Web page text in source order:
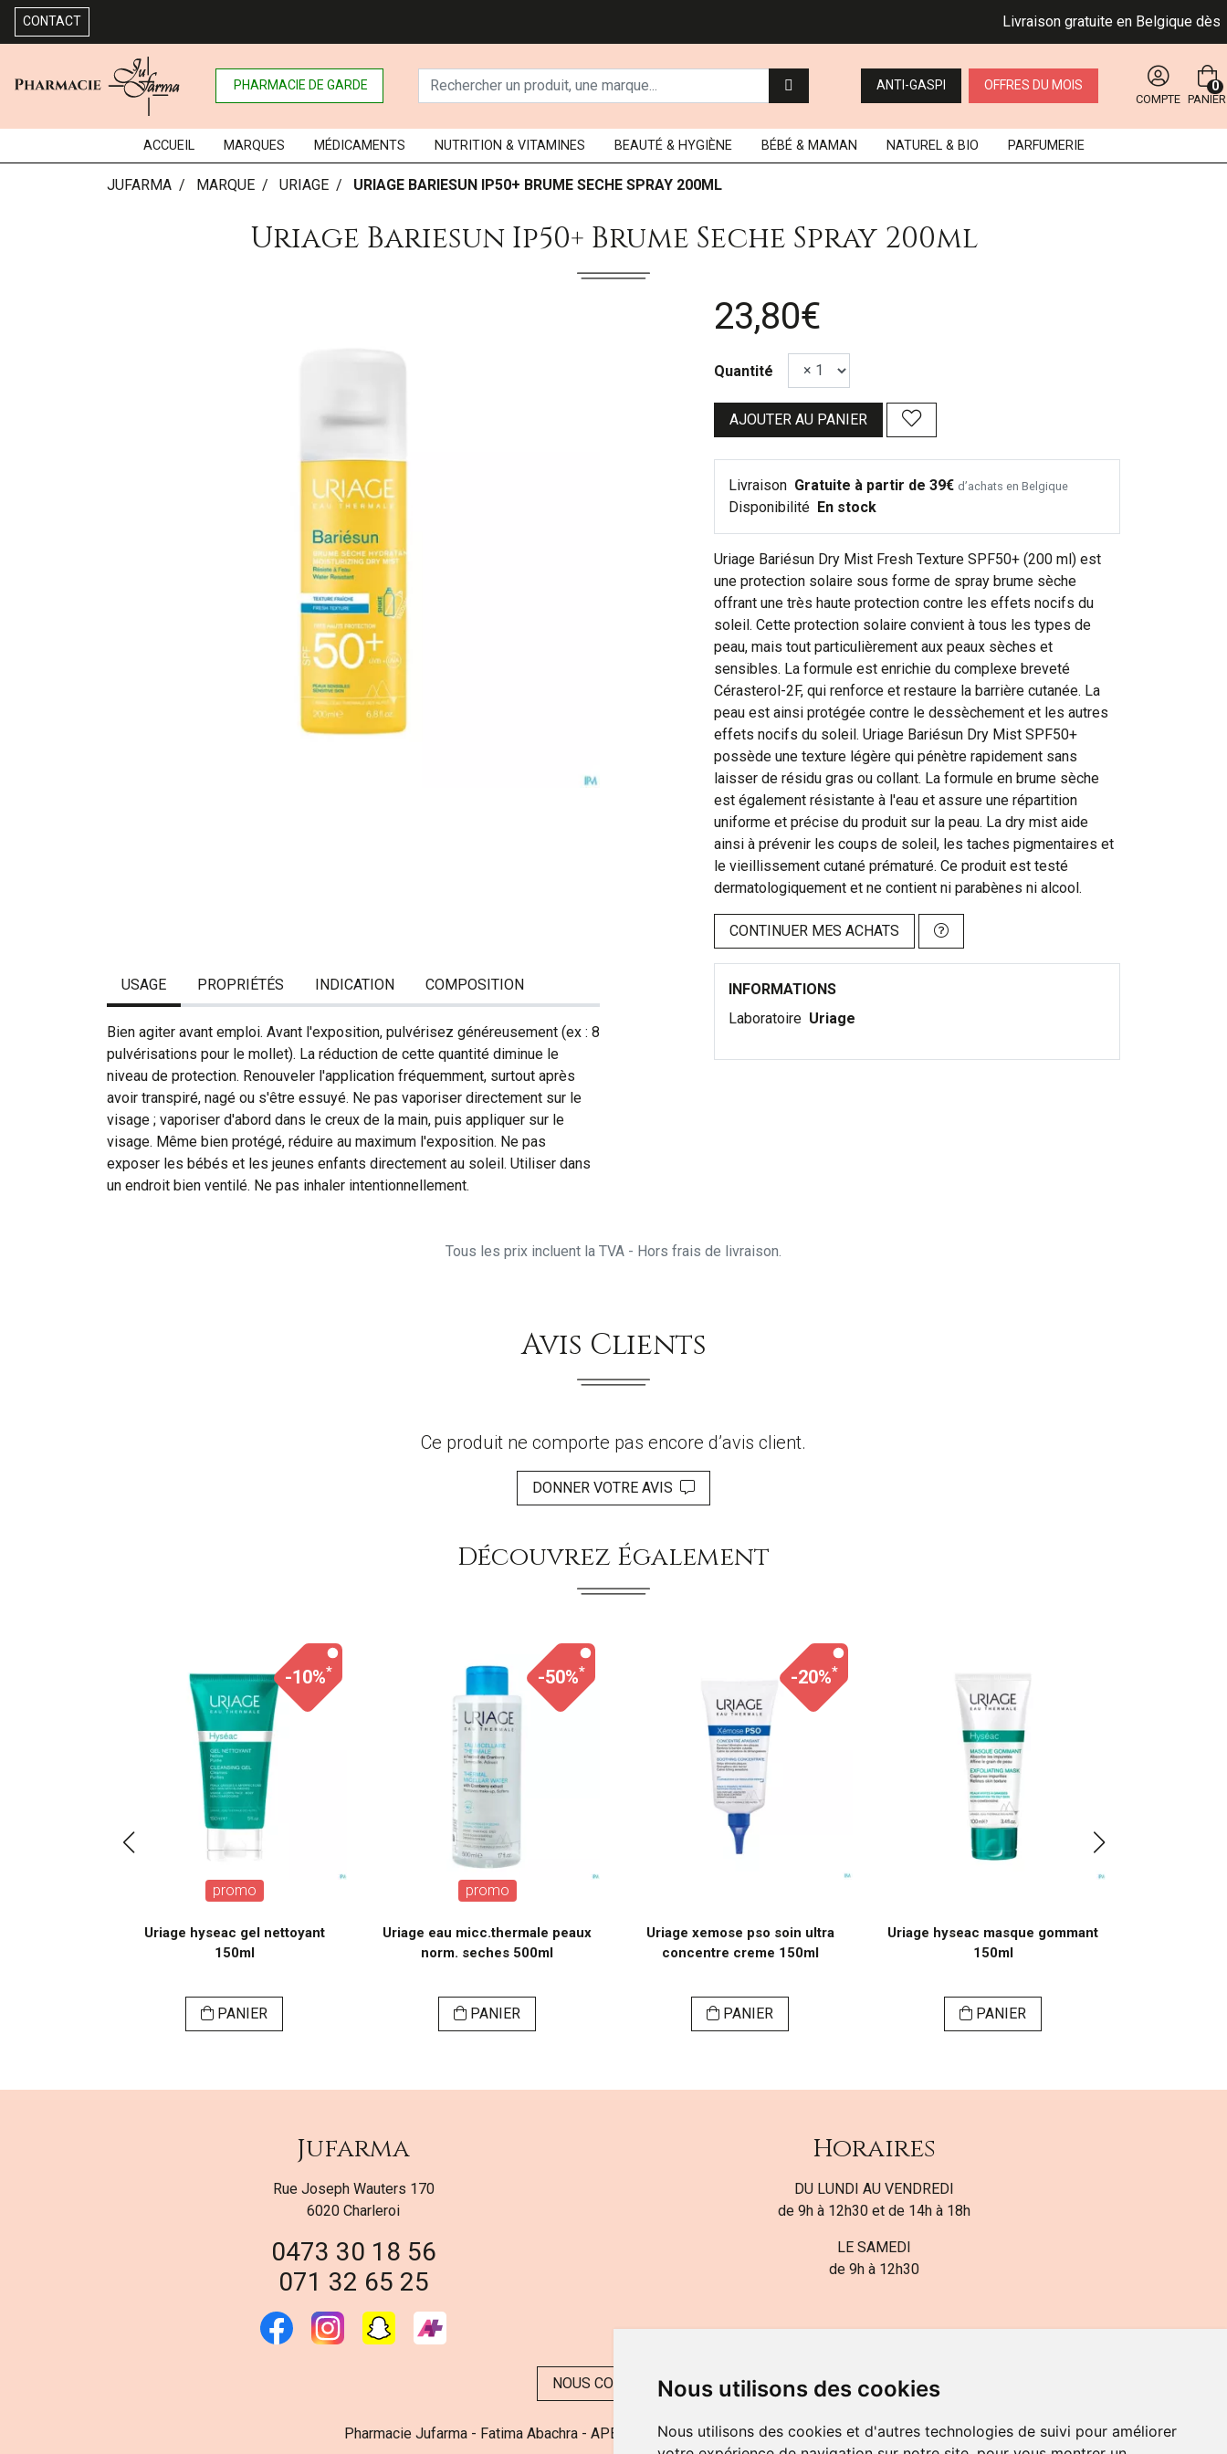
Nous utilisons des cookies
Nous utilisons des cookies et d'autres technologies de suivi pour améliorer
CONTACT Livraison gratuite en Belgique dès
PHARMACIE DE GARDE ANTI-GASPI OFFRES DU MOIS
COMPTE PANIER
0
ACCUEIL MARQUES MÉDICAMENTS NUTRITION & VITAMINES BEAUTÉ & HYGIÈNE BÉBÉ & MAMAN NATUREL & BIO PARFUMERIE
JUFARMA MARQUE URIAGE URIAGE BARIESUN IP50+ BRUME SECHE SPRAY 200ML
Uriage Bariesun Ip50+ Brume Seche Spray 200ml
23,80€
Quantité
AJOUTER AU PANIER
Livraison Gratuite à partir de 39€ d’achats en Belgique
Disponibilité En stock
Uriage Bariésun Dry Mist Fresh Texture SPF50+ (200 ml) est
une protection solaire sous forme de spray brume sèche
offrant une très haute protection contre les effets nocifs du
soleil. Cette protection solaire convient à tous les types de
peau, mais tout particulièrement aux peaux sèches et
sensibles. La formule est enrichie du complexe breveté
Cérasterol-2F, qui renforce et restaure la barrière cutanée. La
peau est ainsi protégée contre le dessèchement et les autres
effets nocifs du soleil. Uriage Bariésun Dry Mist SPF50+
possède une texture légère qui pénètre rapidement sans
laisser de résidu gras ou collant. La formule en brume sèche
est également résistante à l'eau et assure une répartition
uniforme et précise du produit sur la peau. La dry mist aide
ainsi à prévenir les coups de soleil, les taches pigmentaires et
le vieillissement cutané prématuré. Ce produit est testé
dermatologiquement et ne contient ni parabènes ni alcool.
CONTINUER MES ACHATS
USAGE PROPRIÉTÉS INDICATION COMPOSITION
Bien agiter avant emploi. Avant l'exposition, pulvérisez généreusement (ex : 8
pulvérisations pour le mollet). La réduction de cette quantité diminue le
niveau de protection. Renouveler l'application fréquemment, surtout après
avoir transpiré, nagé ou s'être essuyé. Ne pas vaporiser directement sur le
visage ; vaporiser d'abord dans le creux de la main, puis appliquer sur le
visage. Même bien protégé, réduire au maximum l'exposition. Ne pas
exposer les bébés et les jeunes enfants directement au soleil. Utiliser dans
un endroit bien ventilé. Ne pas inhaler intentionnellement.
INFORMATIONS
Laboratoire Uriage
Tous les prix incluent la TVA - Hors frais de livraison.
Avis Clients
Ce produit ne comporte pas encore d’avis client.
DONNER VOTRE AVIS
Découvrez Également
-10%*
promo
Uriage hyseac gel nettoyant
150ml
PANIER
-50%*
promo
Uriage eau micc.thermale peaux
norm. seches 500ml
PANIER
-20%*
Uriage xemose pso soin ultra
concentre creme 150ml
PANIER
Uriage hyseac masque gommant
150ml
PANIER
Jufarma
Rue Joseph Wauters 170
6020 Charleroi
0473 30 18 56
071 32 65 25
Horaires
DU LUNDI AU VENDREDI
de 9h à 12h30 et de 14h à 18h
LE SAMEDI
de 9h à 12h30
NOUS CONTACTER
Pharmacie Jufarma - Fatima Abachra - APB 521704 - N° Entreprise BE0882-700-592